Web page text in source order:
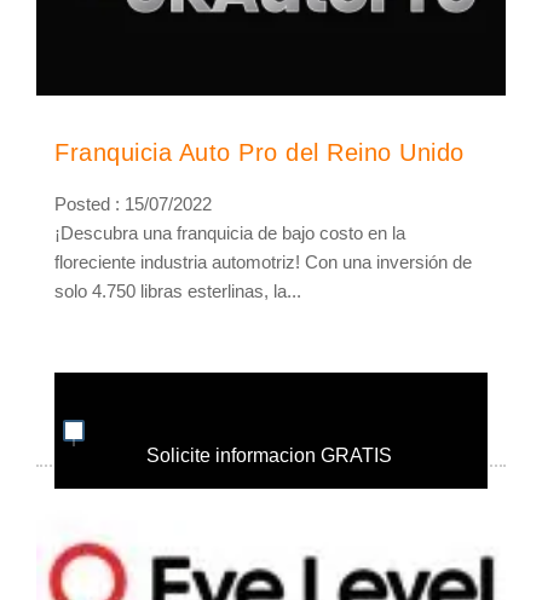
Franquicia Auto Pro del Reino Unido
Posted : 15/07/2022
¡Descubra una franquicia de bajo costo en la
floreciente industria automotriz! Con una inversión de
solo 4.750 libras esterlinas, la...
Solicite informacion GRATIS